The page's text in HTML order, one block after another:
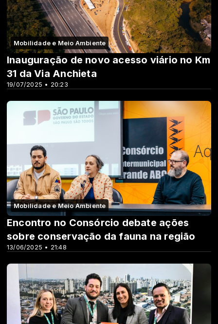
Mobilidade e Meio Ambiente
19/07/2025 • 20:23
Inauguração de novo acesso viário no Km
31 da Via Anchieta
Mobilidade e Meio Ambiente
13/06/2025 • 21:48
Encontro no Consórcio debate ações
sobre conservação da fauna na região